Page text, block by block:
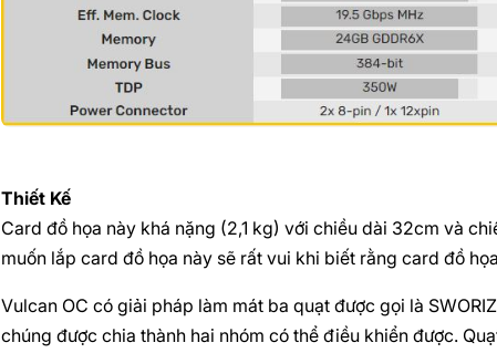
Thiết Kế
Card đồ họa này khá nặng (2,1 kg) với chiều dài 32cm và
muốn lắp card đồ họa này sẽ rất vui khi biết rằng card đồ
Vulcan OC có giải pháp làm mát ba quạt được gọi là
chúng được chia thành hai nhóm có thể điều khiển được.